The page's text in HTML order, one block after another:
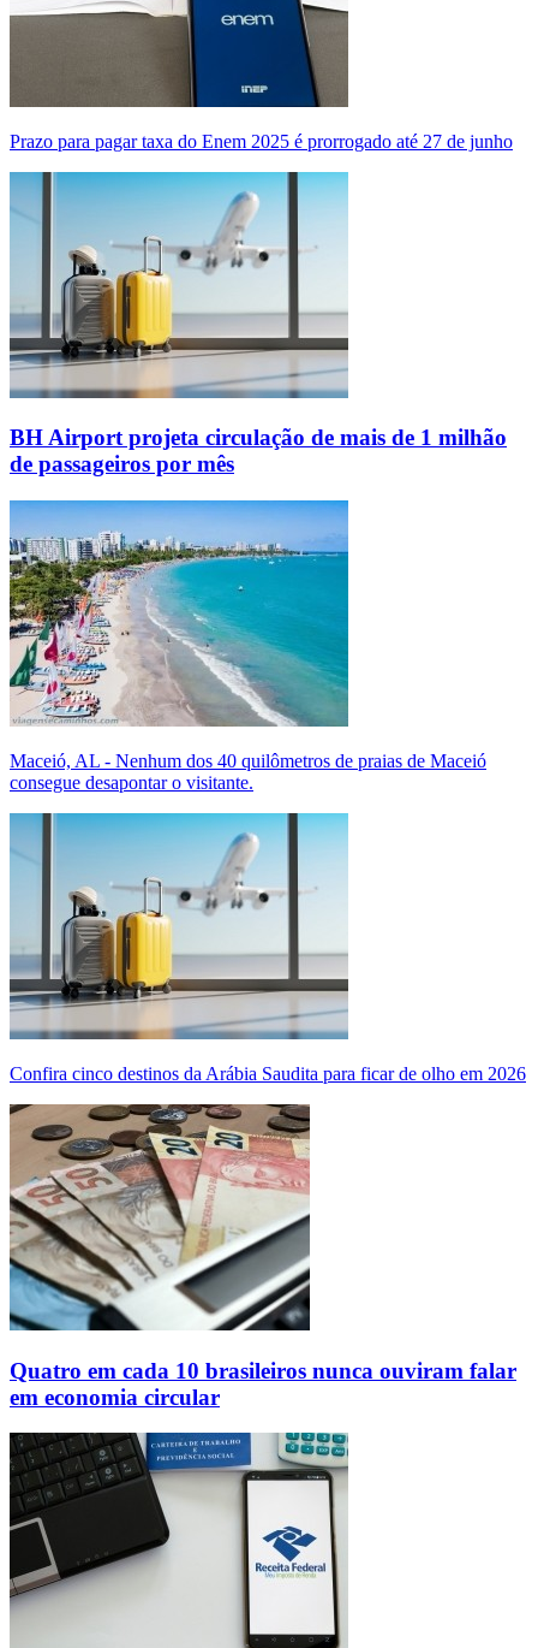
Prazo para pagar taxa do Enem 2025 é prorrogado até 27 de junho
BH Airport projeta circulação de mais de 1 milhão
de passageiros por mês
Maceió, AL - Nenhum dos 40 quilômetros de praias de Maceió
consegue desapontar o visitante.
Confira cinco destinos da Arábia Saudita para ficar de olho em 2026
Quatro em cada 10 brasileiros nunca ouviram falar
em economia circular